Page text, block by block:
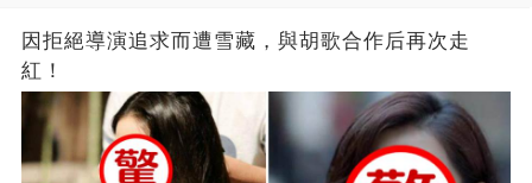
因拒絕導演追求而遭雪藏，與胡歌合作后再次走
紅！